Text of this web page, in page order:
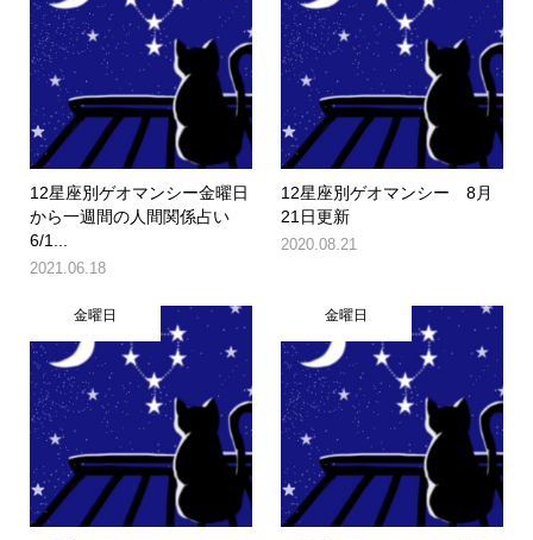
12星座別ゲオマンシー金曜日
から一週間の人間関係占い
6/1...
2021.06.18
12星座別ゲオマンシー 8月
21日更新
2020.08.21
金曜日 金曜日